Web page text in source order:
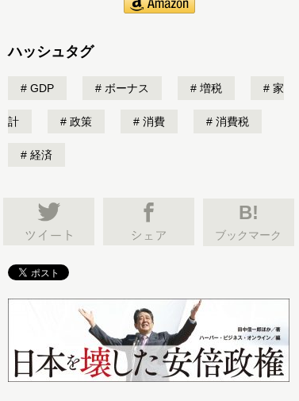
ハッシュタグ
GDP ボーナス 増税 家
計 政策 消費 消費税
経済
B!
ブックマーク